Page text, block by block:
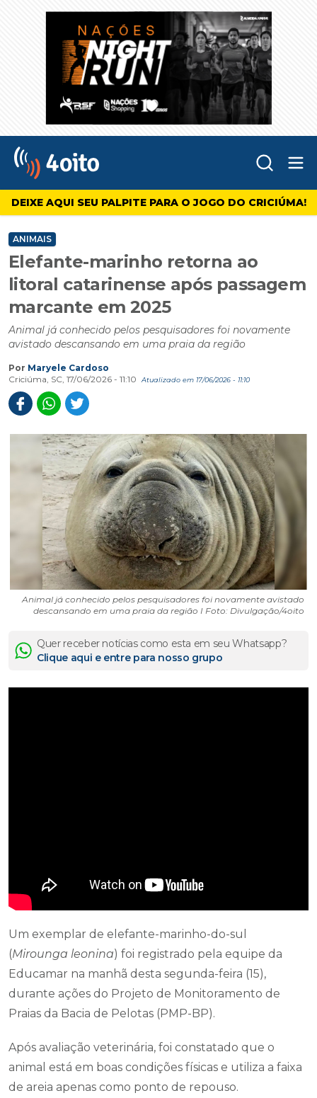
4oito
DEIXE AQUI SEU PALPITE PARA O JOGO DO CRICIÚMA!
ANIMAIS
Elefante-marinho retorna ao
litoral catarinense após passagem
marcante em 2025
Animal já conhecido pelos pesquisadores foi novamente
avistado descansando em uma praia da região
Por Maryele Cardoso
Criciúma, SC, 17/06/2026 - 11:10
Atualizado em 17/06/2026 - 11:10
Animal já conhecido pelos pesquisadores foi novamente avistado
descansando em uma praia da região I Foto: Divulgação/4oito
Quer receber notícias como esta em seu Whatsapp?
Clique aqui e entre para nosso grupo
Um exemplar de elefante-marinho-do-sul
(Mirounga leonina) foi registrado pela equipe da
Educamar na manhã desta segunda-feira (15),
durante ações do Projeto de Monitoramento de
Praias da Bacia de Pelotas (PMP-BP).
Após avaliação veterinária, foi constatado que o
animal está em boas condições físicas e utiliza a faixa
de areia apenas como ponto de repouso.